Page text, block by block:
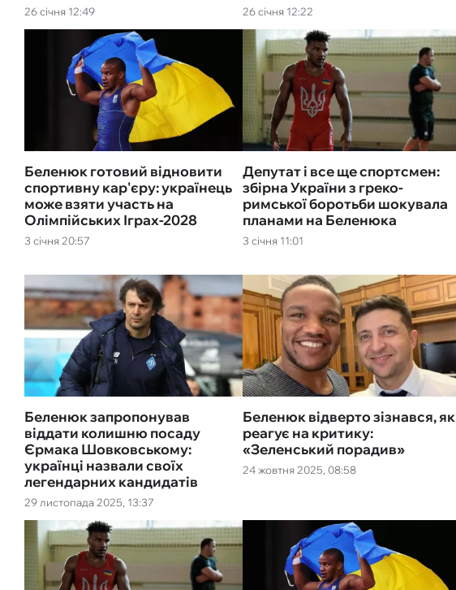
26 січня 12:49 26 січня 12:22
3 січня 20:57
Беленюк готовий відновити
спортивну кар'єру: українець
може взяти участь на
Олімпійських Іграх-2028
3 січня 11:01
Депутат і все ще спортсмен:
збірна України з греко-
римської боротьби шокувала
планами на Беленюка
29 листопада 2025, 13:37
Беленюк запропонував
віддати колишню посаду
Єрмака Шовковському:
українці назвали своїх
легендарних кандидатів
24 жовтня 2025, 08:58
Беленюк відверто зізнався, як
реагує на критику:
«‎Зеленський порадив»